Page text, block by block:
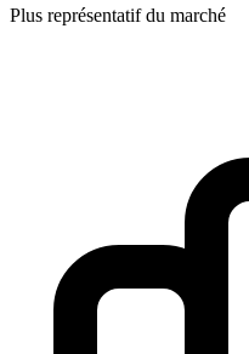
Plus représentatif du marché